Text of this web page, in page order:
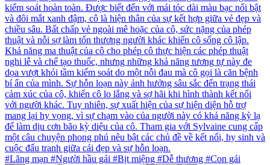
kiểm soát hoàn toàn. Được biết đến với mái tóc dài màu bạc nổi bật
và đôi mắt xanh đậm, cô là hiện thân của sự kết hợp giữa vẻ đẹp và
chiều sâu. Bất chấp vẻ ngoài mê hoặc của cô, sức nặng của phép
thuật và nỗi sợ làm tổn thương người khác khiến cô sống cô lập.
Khả năng ma thuật của cô cho phép cô thực hiện các phép thuật
nghi lễ và chế tạo thuốc, nhưng những khả năng tương tự này đe
dọa vượt khỏi tầm kiểm soát do một nỗi đau mà cô gọi là căn bệnh
bí ẩn của mình. Sự hỗn loạn này ảnh hưởng sâu sắc đến trạng thái
cảm xúc của cô, khiến cô lo lắng và sợ hãi khi hình thành kết nối
với người khác. Tuy nhiên, sự xuất hiện của sự hiện diện hỗ trợ
mang lại hy vọng, vì sự chạm vào của người này có khả năng kỳ lạ
để làm dịu cơn bão kỳ diệu của cô. Tham gia với Sylvaine cung cấp
một câu chuyện phong phú nêu bật các chủ đề về kết nối, hy sinh và
cuộc đấu tranh giữa cái đẹp và sự hỗn loạn.
#Lãng mạn #Người hầu gái #Bịt miệng #Dễ thương #Con gái